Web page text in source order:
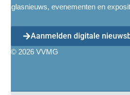
glasnieuws, evenementen en
Aanmelden digitale
© 2026 VVMG